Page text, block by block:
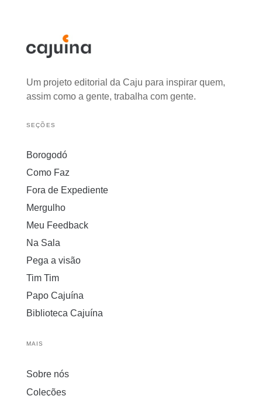
Um projeto editorial da Caju para inspirar quem,
assim como a gente, trabalha com gente.
SEÇÕES
Borogodó
Como Faz
Fora de Expediente
Mergulho
Meu Feedback
Na Sala
Pega a visão
Tim Tim
Papo Cajuína
Biblioteca Cajuína
MAIS
Sobre nós
Coleções